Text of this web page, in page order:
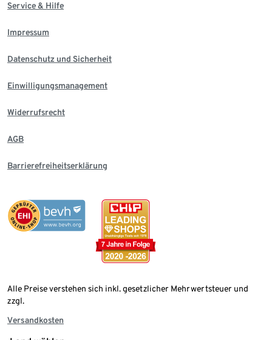
Service & Hilfe
Impressum
Datenschutz und Sicherheit
Einwilligungsmanagement
Widerrufsrecht
AGB
Barrierefreiheitserklärung
Alle Preise verstehen sich inkl. gesetzlicher Mehrwertsteuer und
zzgl.
Versandkosten